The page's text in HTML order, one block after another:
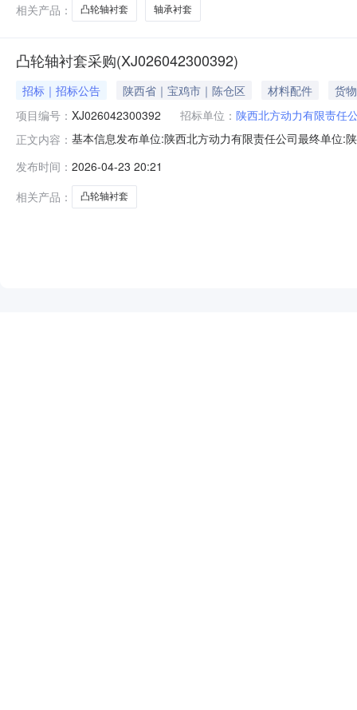
相关产品：
凸轮轴衬套 轴承衬套
凸轮轴衬套采购(XJ026042300392)
招标｜招标公告 陕西省｜宝鸡市｜陈仓区 材料配件
货物
项目编号： XJ026042300392 招标单位： 陕西北方动力有限责任
正文内容： 基本信息发布单位:陕西北方动力有限责任公司最终单位:
他5.0个5.0个OM457-001；3凸轮轴衬套有色金属材料
发布时间： 2026-04-23 20:21
相关产品：
凸轮轴衬套